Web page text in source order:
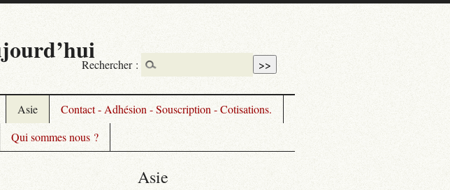
Asie
Contact - Adhésion - Souscription - Cotisations.
Qui sommes nous ?
Asie
Rechercher :